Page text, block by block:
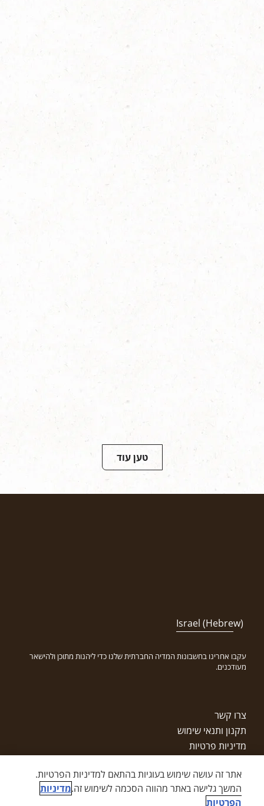
טען עוד
Israel (Hebrew)
עקבו אחרינו בחשבונות המדיה החברתית שלנו כדי ליהנות מתוכן ולהישאר
מעודכנים.
צרו קשר
תקנון ותנאי שימוש
מדיניות פרטיות
מפת אתר
הצהרת נגישות
אתר זה עושה שימוש בעוגיות בהתאם למדיניות הפרטיות.
המשך גלישה באתר מהווה הסכמה לשימוש זה.מדיניות
הפרטיות